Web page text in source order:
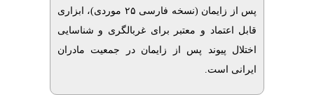
پس از زایمان (نسخه فارسی ۲۵ موردی)، ابزاری
قابل اعتماد و معتبر برای غربالگری و شناسایی
اختلال پیوند پس از زایمان در جمعیت مادران
ایرانی است.